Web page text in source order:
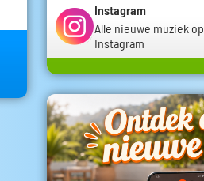
Instagram
Alle nieuwe muziek op
Instagram